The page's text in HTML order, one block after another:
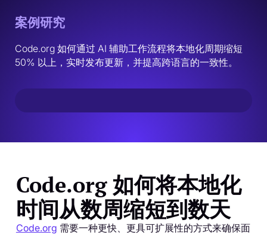
案例研究
Code.org 如何通过 AI 辅助工作流程将本地化周期缩短
50% 以上，实时发布更新，并提高跨语言的一致性。
Code.org 如何将本地化
时间从数周缩短到数天
Code.org 需要一种更快、更具可扩展性的方式来确保面